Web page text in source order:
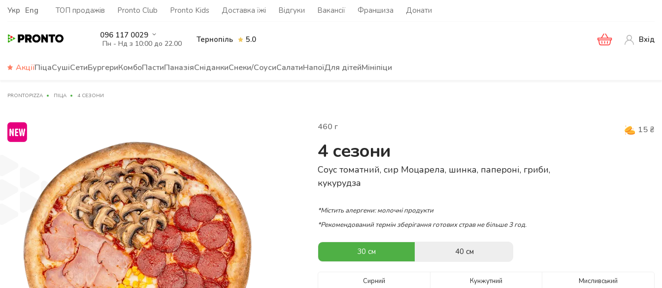
Укр Eng ТОП продажів Pronto Club Pronto Kids Доставка їжі Відгуки Вакансії Франшиза Донати
096 117 0029
Пн - Нд з 10:00 до 22.00 Тернопіль 5.0 Вхід
АкціїПіцаСушіСетиБургериКомбоПастиПаназіяСніданкиСнеки/СоусиСалатиНапоїДля дітейМініпіци
PRONTOPIZZA ПІЦА 4 СЕЗОНИ
460 г 15 ₴
4 сезони
Соус томатний, сир Моцарела, шинка, папероні, гриби,
кукурудза
*Містить алергени: молочні продукти
*Рекомендований термін зберігання готових страв не більше 3 год.
30 см 40 см
Сирний Кунжутний Мисливський